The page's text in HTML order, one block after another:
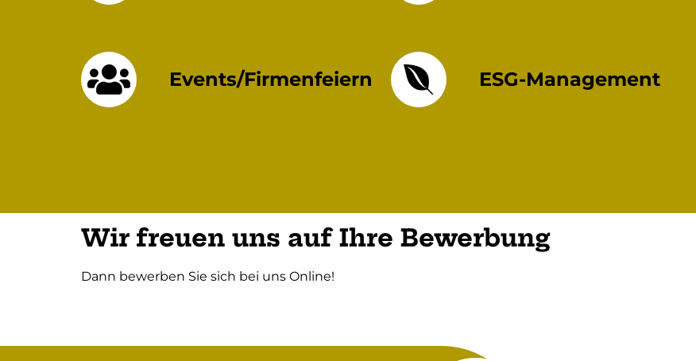
Events/Firmenfeiern ESG-Management
Wir freuen uns auf Ihre Bewerbung
Dann bewerben Sie sich bei uns Online!